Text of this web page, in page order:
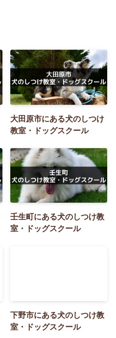
大田原市にある犬のしつけ
教室・ドッグスクール
壬生町にある犬のしつけ教
室・ドッグスクール
下野市にある犬のしつけ教
室・ドッグスクール